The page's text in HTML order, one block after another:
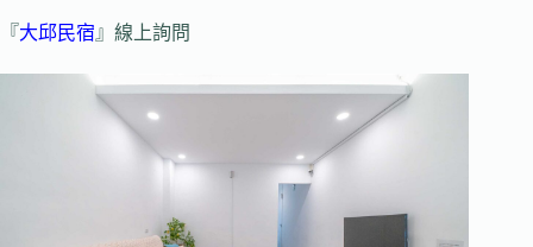
『大邱民宿 』線上詢問